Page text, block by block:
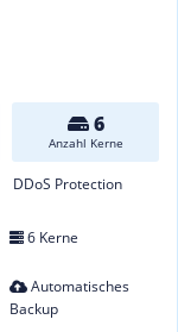
6
Anzahl Kerne
DDoS Protection
6 Kerne
Automatisches
Backup